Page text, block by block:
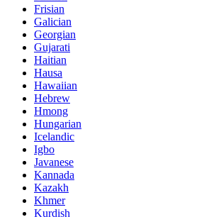
Frisian
Galician
Georgian
Gujarati
Haitian
Hausa
Hawaiian
Hebrew
Hmong
Hungarian
Icelandic
Igbo
Javanese
Kannada
Kazakh
Khmer
Kurdish